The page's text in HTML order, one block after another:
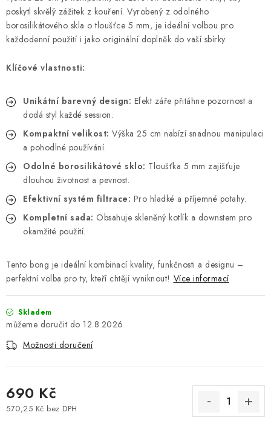
poskytl skvělý zážitek z kouření. Vyrobený z odolného
borosilikátového skla o tloušťce 5 mm, je ideální volbou pro
každodenní použití i jako originální doplněk do vaší sbírky.
Klíčové vlastnosti:
Unikátní barevný design: Efekt záře přitáhne pozornost a
dodá styl každé session.
Kompaktní velikost: Výška 25 cm nabízí snadnou manipulaci
a pohodlné používání.
Odolné borosilikátové sklo: Tloušťka 5 mm zajišťuje
dlouhou životnost a pevnost.
Efektivní systém filtrace: Pro hladké a příjemné potahy.
Kompletní sada: Obsahuje skleněný kotlík a downstem pro
okamžité použití.
Tento bong je ideální kombinací kvality, funkčnosti a designu –
perfektní volba pro ty, kteří chtějí vyniknout! Více informací
Skladem
12.8.2026
Možnosti doručení
690 Kč
570,25 Kč bez DPH